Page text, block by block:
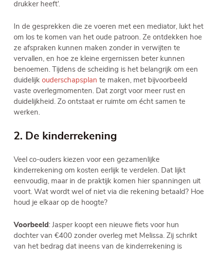
drukker heeft’.
In de gesprekken die ze voeren met een mediator, lukt het
om los te komen van het oude patroon. Ze ontdekken hoe
ze afspraken kunnen maken zonder in verwijten te
vervallen, en hoe ze kleine ergernissen beter kunnen
benoemen. Tijdens de scheiding is het belangrijk om een
duidelijk ouderschapsplan te maken, met bijvoorbeeld
vaste overlegmomenten. Dat zorgt voor meer rust en
duidelijkheid. Zo ontstaat er ruimte om écht samen te
werken.
2. De kinderrekening
Veel co-ouders kiezen voor een gezamenlijke
kinderrekening om kosten eerlijk te verdelen. Dat lijkt
eenvoudig, maar in de praktijk komen hier spanningen uit
voort. Wat wordt wel of niet via die rekening betaald? Hoe
houd je elkaar op de hoogte?
Voorbeeld : Jasper koopt een nieuwe fiets voor hun
dochter van €400 zonder overleg met Melissa. Zij schrikt
van het bedrag dat ineens van de kinderrekening is